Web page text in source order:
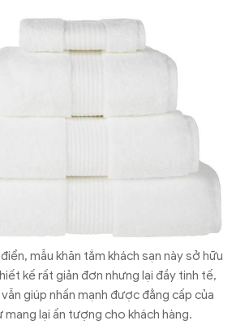
mẫu khăn tắm khách sạn này sở hữu
kế rất giản đơn nhưng lại đầy tinh tế,
giúp nhấn mạnh được đẳng cấp của
mang lại ấn tượng cho khách hàng.